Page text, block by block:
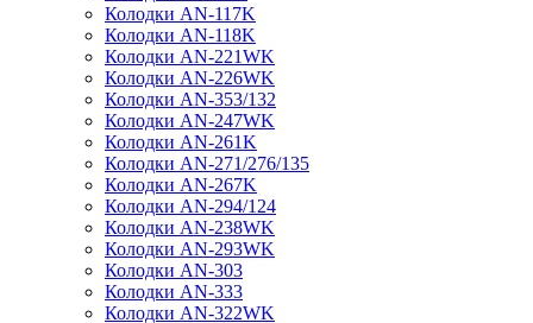
Колодки AN-117K
Колодки AN-118K
Колодки AN-221WK
Колодки AN-226WK
Колодки AN-353/132
Колодки AN-247WK
Колодки AN-261K
Колодки AN-271/276/135
Колодки AN-267K
Колодки AN-294/124
Колодки AN-238WK
Колодки AN-293WK
Колодки AN-303
Колодки AN-333
Колодки AN-322WK